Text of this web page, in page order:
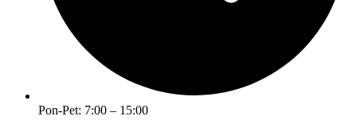
Pon-Pet: 7:00 – 15:00